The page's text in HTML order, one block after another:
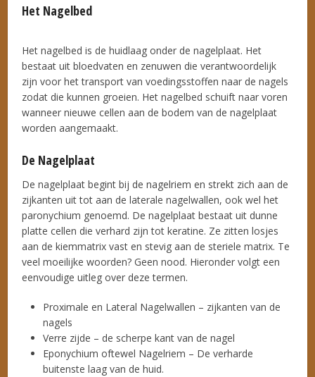
Het Nagelbed
Het nagelbed is de huidlaag onder de nagelplaat. Het
bestaat uit bloedvaten en zenuwen die verantwoordelijk
zijn voor het transport van voedingsstoffen naar de nagels
zodat die kunnen groeien. Het nagelbed schuift naar voren
wanneer nieuwe cellen aan de bodem van de nagelplaat
worden aangemaakt.
De Nagelplaat
De nagelplaat begint bij de nagelriem en strekt zich aan de
zijkanten uit tot aan de laterale nagelwallen, ook wel het
paronychium genoemd. De nagelplaat bestaat uit dunne
platte cellen die verhard zijn tot keratine. Ze zitten losjes
aan de kiemmatrix vast en stevig aan de steriele matrix. Te
veel moeilijke woorden? Geen nood. Hieronder volgt een
eenvoudige uitleg over deze termen.
Proximale en Lateral Nagelwallen – zijkanten van de
nagels
Verre zijde – de scherpe kant van de nagel
Eponychium oftewel Nagelriem – De verharde
buitenste laag van de huid.